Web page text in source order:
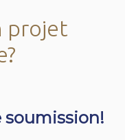
projet
soumission!